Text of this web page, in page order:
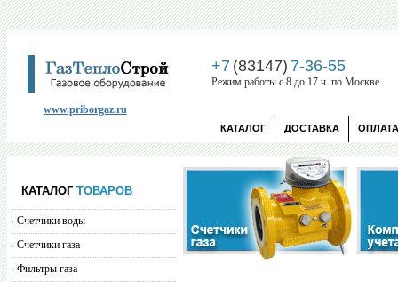
www.priborgaz.ru
+7 (83147) 7-36-55
Режим работы с 8 до 17 ч. по Москве
КАТАЛОГ ДОСТАВКА ОПЛАТА
КАТАЛОГТОВАРОВ
Счетчики воды
Счетчики газа
Фильтры газа